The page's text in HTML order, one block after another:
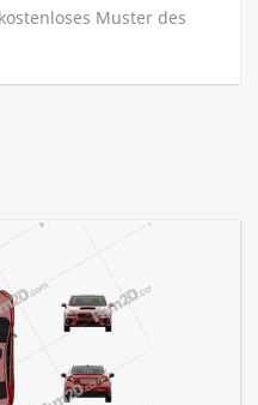
Muster des